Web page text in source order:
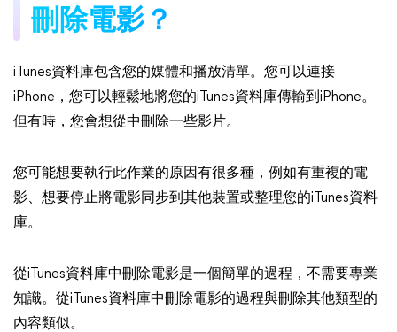
刪除電影？
iTunes資料庫包含您的媒體和播放清單。您可以連接
iPhone，您可以輕鬆地將您的iTunes資料庫傳輸到iPhone。
但有時，您會想從中刪除一些影片。
您可能想要執行此作業的原因有很多種，例如有重複的電
影、想要停止將電影同步到其他裝置或整理您的iTunes資料
庫。
從iTunes資料庫中刪除電影是一個簡單的過程，不需要專業
知識。從iTunes資料庫中刪除電影的過程與刪除其他類型的
內容類似。